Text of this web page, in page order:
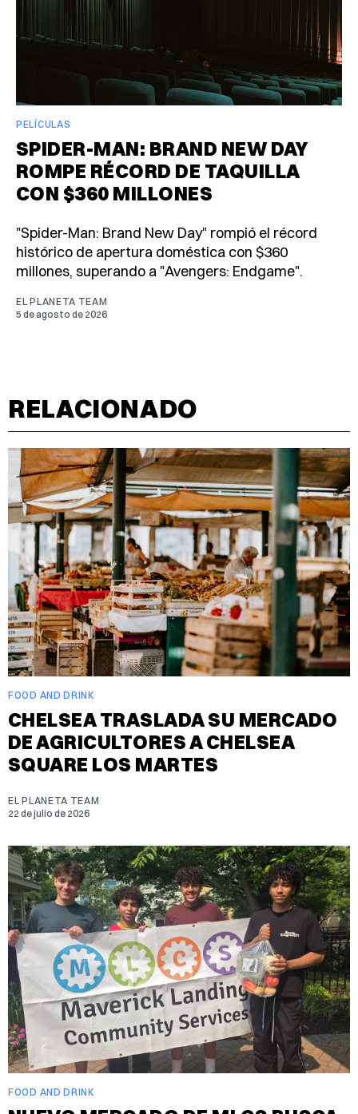
PELÍCULAS
SPIDER-MAN: BRAND NEW DAY
ROMPE RÉCORD DE TAQUILLA
CON $360 MILLONES
"Spider-Man: Brand New Day" rompió el récord
histórico de apertura doméstica con $360
millones, superando a "Avengers: Endgame".
EL PLANETA TEAM
5 de agosto de 2026
RELACIONADO
FOOD AND DRINK
CHELSEA TRASLADA SU MERCADO
DE AGRICULTORES A CHELSEA
SQUARE LOS MARTES
EL PLANETA TEAM
22 de julio de 2026
FOOD AND DRINK